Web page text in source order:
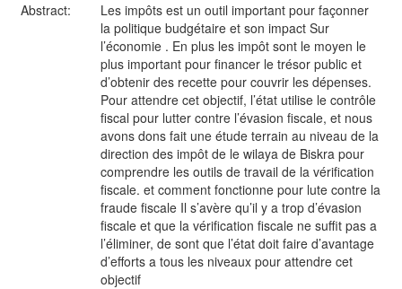
Abstract:
Les impôts est un outil important pour façonner
la politique budgétaire et son impact Sur
l’économie . En plus les impôt sont le moyen le
plus important pour financer le trésor public et
d’obtenir des recette pour couvrir les dépenses.
Pour attendre cet objectif, l’état utilise le contrôle
fiscal pour lutter contre l’évasion fiscale, et nous
avons dons fait une étude terrain au niveau de la
direction des impôt de le wilaya de Biskra pour
comprendre les outils de travail de la vérification
fiscale. et comment fonctionne pour lute contre la
fraude fiscale Il s’avère qu’il y a trop d’évasion
fiscale et que la vérification fiscale ne suffit pas a
l’éliminer, de sont que l’état doit faire d’avantage
d’efforts a tous les niveaux pour attendre cet
objectif